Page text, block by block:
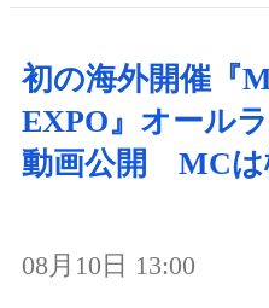
初の海外開催『
EXPO』オール
動画公開 MCは
08月10日 13:00